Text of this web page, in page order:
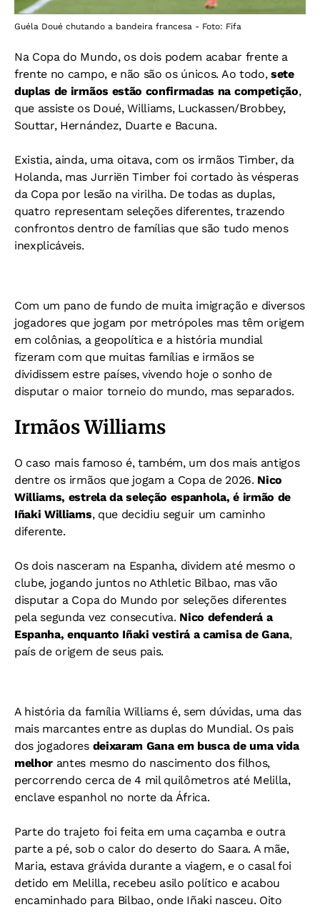
Guéla Doué chutando a bandeira francesa - Foto: Fifa
Na Copa do Mundo, os dois podem acabar frente a
frente no campo, e não são os únicos. Ao todo, sete
duplas de irmãos estão confirmadas na competição,
que assiste os Doué, Williams, Luckassen/Brobbey,
Souttar, Hernández, Duarte e Bacuna.
Existia, ainda, uma oitava, com os irmãos Timber, da
Holanda, mas Jurriën Timber foi cortado às vésperas
da Copa por lesão na virilha. De todas as duplas,
quatro representam seleções diferentes, trazendo
confrontos dentro de famílias que são tudo menos
inexplicáveis.
Com um pano de fundo de muita imigração e diversos
jogadores que jogam por metrópoles mas têm origem
em colônias, a geopolítica e a história mundial
fizeram com que muitas famílias e irmãos se
dividissem estre países, vivendo hoje o sonho de
disputar o maior torneio do mundo, mas separados.
Irmãos Williams
O caso mais famoso é, também, um dos mais antigos
dentre os irmãos que jogam a Copa de 2026. Nico
Williams, estrela da seleção espanhola, é irmão de
Iñaki Williams, que decidiu seguir um caminho
diferente.
Os dois nasceram na Espanha, dividem até mesmo o
clube, jogando juntos no Athletic Bilbao, mas vão
disputar a Copa do Mundo por seleções diferentes
pela segunda vez consecutiva. Nico defenderá a
Espanha, enquanto Iñaki vestirá a camisa de Gana,
país de origem de seus pais.
A história da família Williams é, sem dúvidas, uma das
mais marcantes entre as duplas do Mundial. Os pais
dos jogadores deixaram Gana em busca de uma vida
melhor antes mesmo do nascimento dos filhos,
percorrendo cerca de 4 mil quilômetros até Melilla,
enclave espanhol no norte da África.
Parte do trajeto foi feita em uma caçamba e outra
parte a pé, sob o calor do deserto do Saara. A mãe,
Maria, estava grávida durante a viagem, e o casal foi
detido em Melilla, recebeu asilo político e acabou
encaminhado para Bilbao, onde Iñaki nasceu. Oito